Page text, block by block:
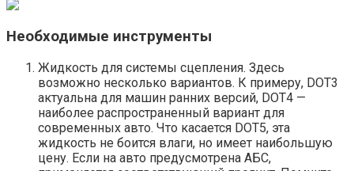
Необходимые инструменты
Жидкость для системы сцепления. Здесь
возможно несколько вариантов. К примеру, DOT3
актуальна для машин ранних версий, DOT4 —
наиболее распространенный вариант для
современных авто. Что касается DOT5, эта
жидкость не боится влаги, но имеет наибольшую
цену. Если на авто предусмотрена АБС,